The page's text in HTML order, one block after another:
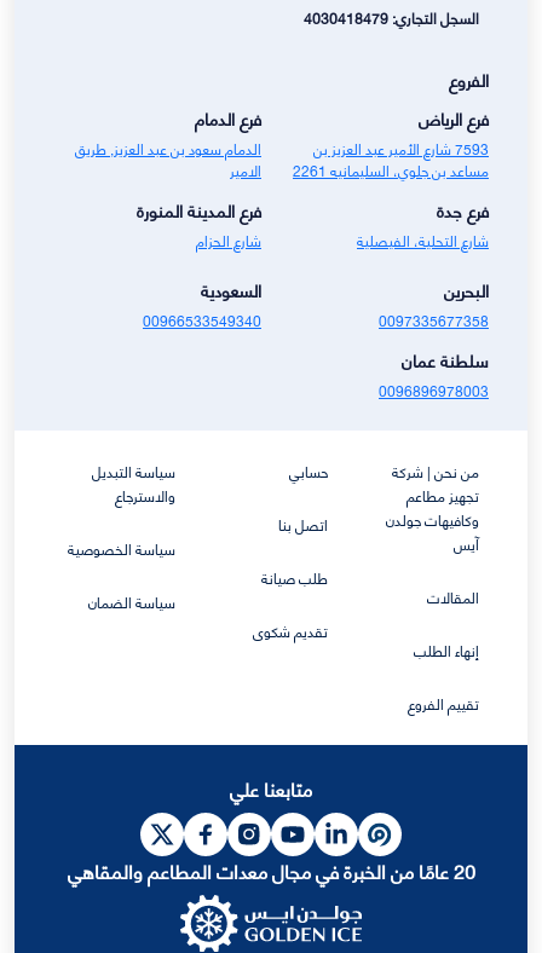
السجل التجاري: 4030418479
الفروع
فرع الرياض
7593 شارع الأمير عبد العزيز بن
مساعد بن جلوي، السليمانيه 2261
فرع الدمام
الدمام سعود بن عبد العزيز, طريق
الامير
فرع جدة
شارع التحلية، الفيصلية
فرع المدينة المنورة
شارع الحزام
البحرين
0097335677358
السعودية
00966533549340
سلطنة عمان
0096896978003
من نحن | شركة
تجهيز مطاعم
وكافيهات جولدن
آيس
المقالات
إنهاء الطلب
تقييم الفروع
حسابي
اتصل بنا
طلب صيانة
تقديم شكوى
سياسة التبديل
والاسترجاع
سياسة الخصوصية
سياسة الضمان
متابعنا علي
20 عامًا من الخبرة في مجال معدات المطاعم والمقاهي